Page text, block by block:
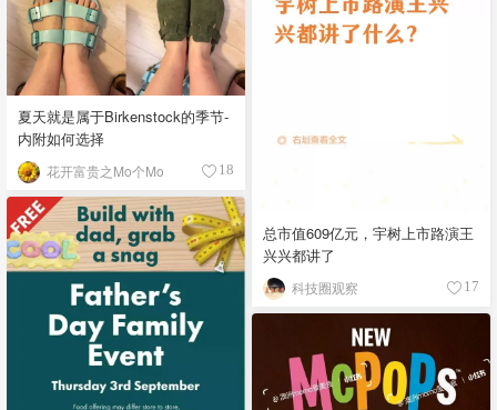
夏天就是属于Birkenstock的季节-
内附如何选择
花开富贵之Mo个Mo 18
总市值609亿元，宇树上市路演王
兴兴都讲了
科技圈观察 17